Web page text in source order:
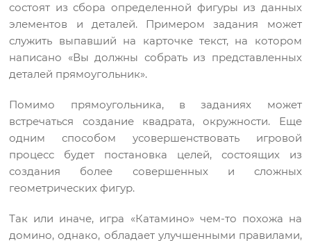
состоят из сбора определенной фигуры из данных
элементов и деталей. Примером задания может
служить выпавший на карточке текст, на котором
написано «Вы должны собрать из представленных
деталей прямоугольник».
Помимо прямоугольника, в заданиях может
встречаться создание квадрата, окружности. Еще
одним способом усовершенствовать игровой
процесс будет постановка целей, состоящих из
создания более совершенных и сложных
геометрических фигур.
Так или иначе, игра «Катамино» чем-то похожа на
домино, однако, обладает улучшенными правилами,